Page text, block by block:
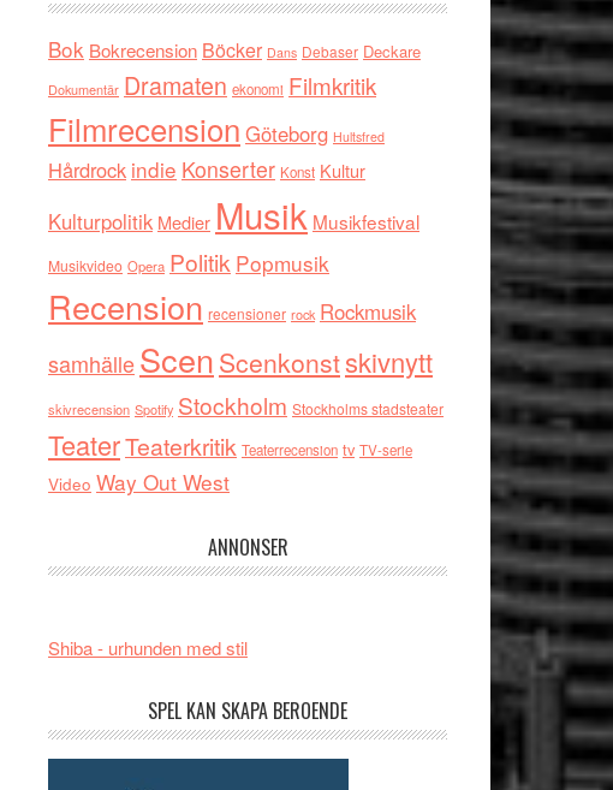
Bok Bokrecension Böcker Dans Debaser Deckare
Dokumentär Dramaten ekonomi Filmkritik
Filmrecension Göteborg Hultsfred
Hårdrock indie Konserter Konst Kultur
Kulturpolitik Medier Musik Musikfestival
Musikvideo Opera Politik Popmusik
Recension recensioner rock Rockmusik
samhälleScen Scenkonstskivnytt
skivrecension Spotify Stockholm Stockholms stadsteater
TeaterTeaterkritik Teaterrecension tv TV-serie
Video Way Out West
ANNONSER
Shiba - urhunden med stil
SPEL KAN SKAPA BEROENDE